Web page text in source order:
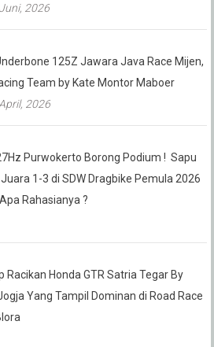
2026
125Z Jawara Java Race Mijen,
Team by Kate Montor Maboer
2026
Purwokerto Borong Podium ! Sapu
1-3 di SDW Dragbike Pemula 2026
Rahasianya ?
Racikan Honda GTR Satria Tegar By
Yang Tampil Dominan di Road Race